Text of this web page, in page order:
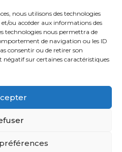
nous utilisons des technologies
ou accéder aux informations des
technologies nous permettra de
de navigation ou les ID
consentir ou de retirer son
sur certaines caractéristiques